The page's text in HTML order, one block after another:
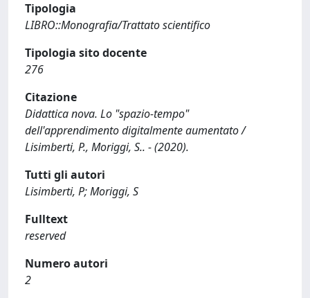
Tipologia
LIBRO::Monografia/Trattato scientifico
Tipologia sito docente
276
Citazione
Didattica nova. Lo "spazio-tempo"
dell'apprendimento digitalmente aumentato /
Lisimberti, P., Moriggi, S.. - (2020).
Tutti gli autori
Lisimberti, P; Moriggi, S
Fulltext
reserved
Numero autori
2